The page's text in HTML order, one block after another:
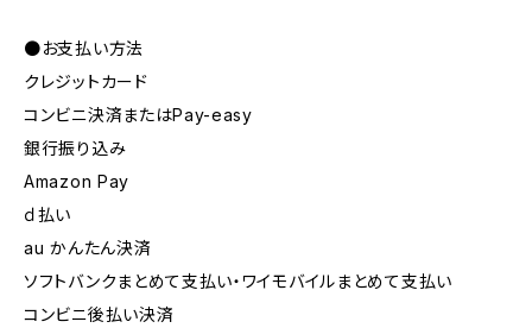
●お支払い方法
クレジットカード
コンビニ決済またはPay-easy
銀行振り込み
Amazon Pay
ｄ払い
au かんたん決済
ソフトバンクまとめて支払い・ワイモバイルまとめて支払い
コンビニ後払い決済